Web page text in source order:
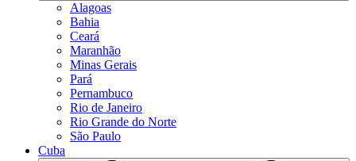
Alagoas
Bahia
Ceará
Maranhão
Minas Gerais
Pará
Pernambuco
Rio de Janeiro
Rio Grande do Norte
São Paulo
Cuba